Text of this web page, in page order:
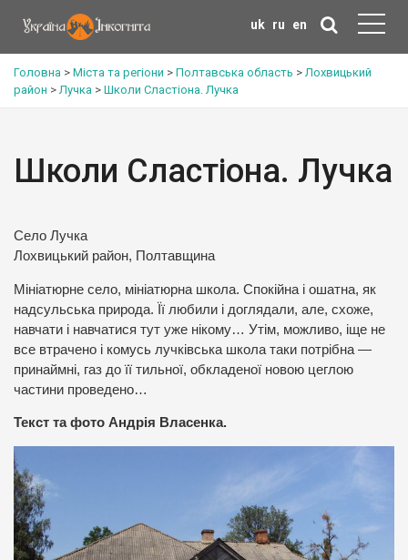
uk ru en
Головна > Міста та регіони > Полтавська область >Лохвицький
район >Лучка > Школи Сластіона. Лучка
Школи Сластіона. Лучка
Село Лучка
Лохвицький район, Полтавщина
Мініатюрне село, мініатюрна школа. Спокійна і ошатна, як
надсульська природа. Її любили і доглядали, але, схоже,
навчати і навчатися тут уже нікому… Утім, можливо, іще не
все втрачено і комусь лучківська школа таки потрібна —
принаймні, газ до її тильної, обкладеної новою цеглою
частини проведено…
Текст та фото Андрія Власенка.